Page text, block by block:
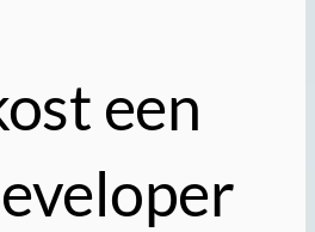
een